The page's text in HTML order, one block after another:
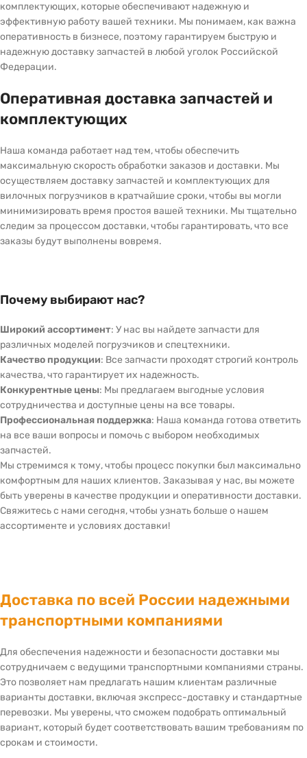
комплектующих, которые обеспечивают надежную и
эффективную работу вашей техники. Мы понимаем, как важна
оперативность в бизнесе, поэтому гарантируем быструю и
надежную доставку запчастей в любой уголок Российской
Федерации.
Оперативная доставка запчастей и
комплектующих
Наша команда работает над тем, чтобы обеспечить
максимальную скорость обработки заказов и доставки. Мы
осуществляем доставку запчастей и комплектующих для
вилочных погрузчиков в кратчайшие сроки, чтобы вы могли
минимизировать время простоя вашей техники. Мы тщательно
следим за процессом доставки, чтобы гарантировать, что все
заказы будут выполнены вовремя.
Почему выбирают нас?
Широкий ассортимент: У нас вы найдете запчасти для
различных моделей погрузчиков и спецтехники.
Качество продукции: Все запчасти проходят строгий контроль
качества, что гарантирует их надежность.
Конкурентные цены: Мы предлагаем выгодные условия
сотрудничества и доступные цены на все товары.
Профессиональная поддержка: Наша команда готова ответить
на все ваши вопросы и помочь с выбором необходимых
запчастей.
Мы стремимся к тому, чтобы процесс покупки был максимально
комфортным для наших клиентов. Заказывая у нас, вы можете
быть уверены в качестве продукции и оперативности доставки.
Свяжитесь с нами сегодня, чтобы узнать больше о нашем
ассортименте и условиях доставки!
Доставка по всей России надежными
транспортными компаниями
Для обеспечения надежности и безопасности доставки мы
сотрудничаем с ведущими транспортными компаниями страны.
Это позволяет нам предлагать нашим клиентам различные
варианты доставки, включая экспресс-доставку и стандартные
перевозки. Мы уверены, что сможем подобрать оптимальный
вариант, который будет соответствовать вашим требованиям по
срокам и стоимости.